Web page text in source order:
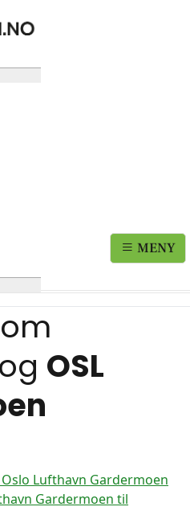
MENY
og OSL
Lufthavn Gardermoen
Gardermoen til